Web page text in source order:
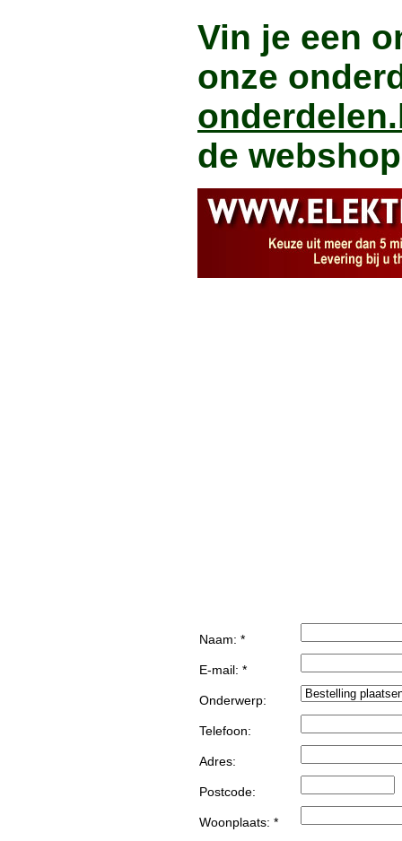
Vin je een
onze
de
Naam: *
E-mail: *
Onderwerp:
Telefoon:
Adres:
Postcode:
Woonplaats: *